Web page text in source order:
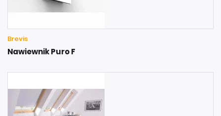
Brevis
Nawiewnik Puro F